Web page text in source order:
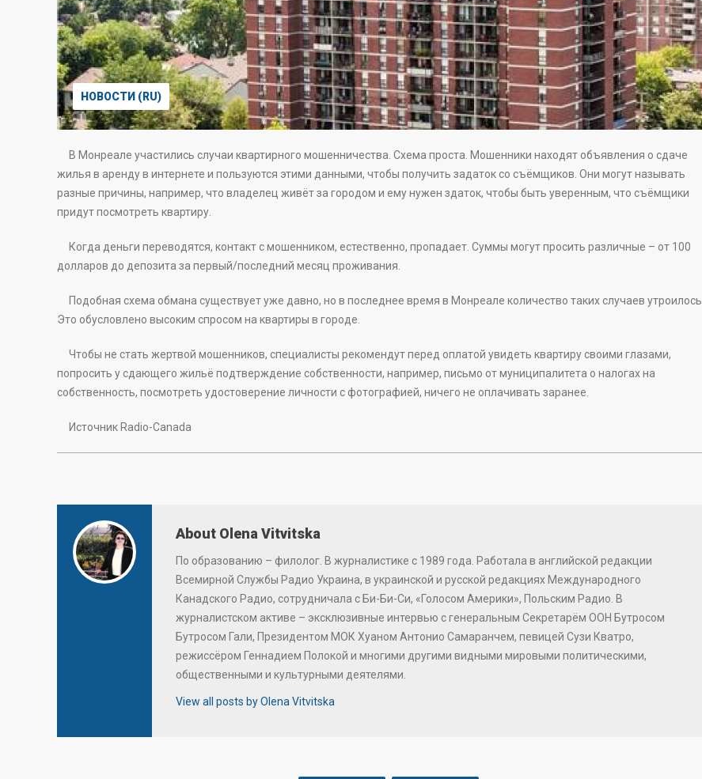
НОВОСТИ (RU)
В Монреале участились случаи квартирного мошенничества. Схема проста. Мошенники находят объявления о сдаче
жилья в аренду в интернете и пользуются этими данными, чтобы получить задаток со съёмщиков. Они могут называть
разные причины, например, что владелец живёт за городом и ему нужен здаток, чтобы быть уверенным, что съёмщики
придут посмотреть квартиру.
Когда деньги переводятся, контакт с мошенником, естественно, пропадает. Суммы могут просить различные – от 100
долларов до депозита за первый/последний месяц проживания.
Подобная схема обмана существует уже давно, но в последнее время в Монреале количество таких случаев утроилось.
Это обусловлено высоким спросом на квартиры в городе.
Чтобы не стать жертвой мошенников, специалисты рекомендут перед оплатой увидеть квартиру своими глазами,
попросить у сдающего жильё подтверждение собственности, например, письмо от муниципалитета о налогах на
собственность, посмотреть удостоверение личности с фотографией, ничего не оплачивать заранее.
Источник Radio-Canada
About Olena Vitvitska
По образованию – филолог. В журналистике с 1989 года. Работала в английской редакции
Всемирной Службы Радио Украина, в украинской и русской редакциях Международного
Канадского Радио, сотрудничала с Би-Би-Си, «Голосом Америки», Польским Радио. В
журналистском активе – эксклюзивные интервью с генеральным Секретарём ООН Бутросом
Бутросом Гали, Президентом МОК Хуаном Антонио Самаранчем, певицей Сузи Кватро,
режиссёром Геннадием Полокой и многими другими видными мировыми политическими,
общественными и культурными деятелями.
View all posts by Olena Vitvitska